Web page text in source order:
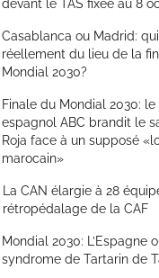
devant le TAS fixée au 8
Casablanca ou Madrid:
réellement du lieu de la
Mondial 2030?
Finale du Mondial 2030: le
espagnol ABC brandit le
Roja face à un supposé
marocain»
La CAN élargie à 28
rétropédalage de la CAF
Mondial 2030: L’Espagne
syndrome de Tartarin de